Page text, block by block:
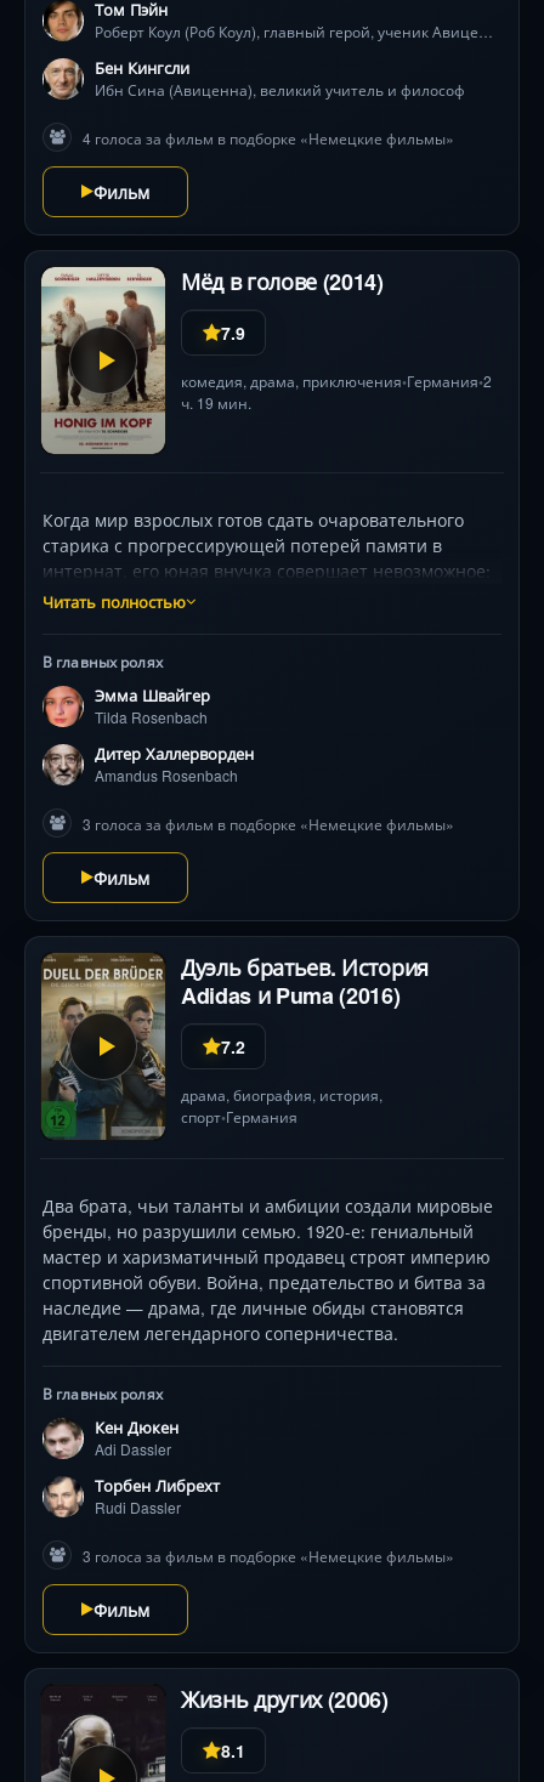
куполов медресе, эпидемий чумы и интриг шахского
двора Роб учится у мудрого учителя (Бен Кингсли),
бросает вызов запретам на вскрытия и рискует всем
ради истины. Том Пэйн великолепен в роли гения,
Скарсгард создает незабываемый образ цирюльника-
наставника. Фильм поражает зрелищными
панорамами Марокко и глубиной философского
конфликта между наукой и предрассудками.
Том Пэйн
Роберт Коул (Роб Коул), главный герой, ученик Авиценны
Бен Кингсли
Ибн Сина (Авиценна), великий учитель и философ
4 голоса за фильм в подборке «Немецкие фильмы»
Фильм
Мёд в голове (2014)
7.9
комедия, драма, приключения•Германия•2
ч. 19 мин.
Когда мир взрослых готов сдать очаровательного
старика с прогрессирующей потерей памяти в
интернат, его юная внучка совершает невозможное:
похищает деда и отправляется с ним через пол-
поэзией каналов и площадей, Дитер Халлерфорден
создает пронзительный образ угасающего сознания,
а Эмма Швайгер поражает искренностью в роли
девочки, чья отчаянная авантura раскрывает
семейные тайны и неожиданно пробуждает в
чувства. Режиссерский ход Тиля Швайгера
балансирует между искрометным хулиганством и
слезой в горле, доказывая: даже когда память
стирается, любовь остается медом в душе.
Читать полностью
В главных ролях
Эмма Швайгер
Tilda Rosenbach
Дитер Халлерворден
Amandus Rosenbach
3 голоса за фильм в подборке «Немецкие фильмы»
Фильм
Дуэль братьев. История
Adidas и Puma (2016)
7.2
драма, биография, история,
спорт•Германия
Два брата, чьи таланты и амбиции создали мировые
бренды, но разрушили семью. 1920-е: гениальный
мастер и харизматичный продавец строят империю
спортивной обуви. Война, предательство и битва за
наследие — драма, где личные обиды становятся
двигателем легендарного соперничества.
В главных ролях
Кен Дюкен
Adi Dassler
Торбен Либрехт
Rudi Dassler
3 голоса за фильм в подборке «Немецкие фильмы»
Фильм
Жизнь других (2006)
8.1